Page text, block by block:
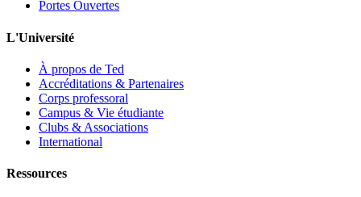
Portes Ouvertes
L'Université
À propos de Ted
Accréditations & Partenaires
Corps professoral
Campus & Vie étudiante
Clubs & Associations
International
Ressources